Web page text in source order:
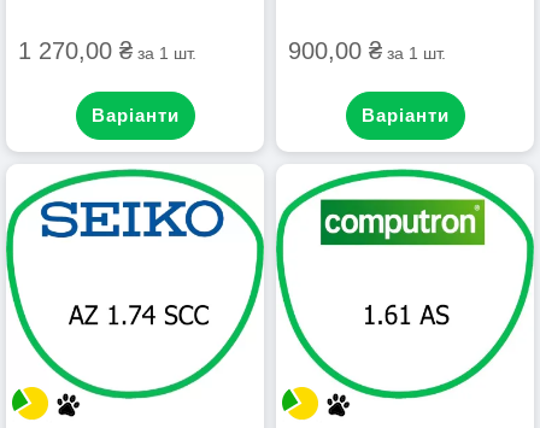
1 270,00 ₴ за 1 шт.
Варіанти
900,00 ₴ за 1 шт.
Варіанти